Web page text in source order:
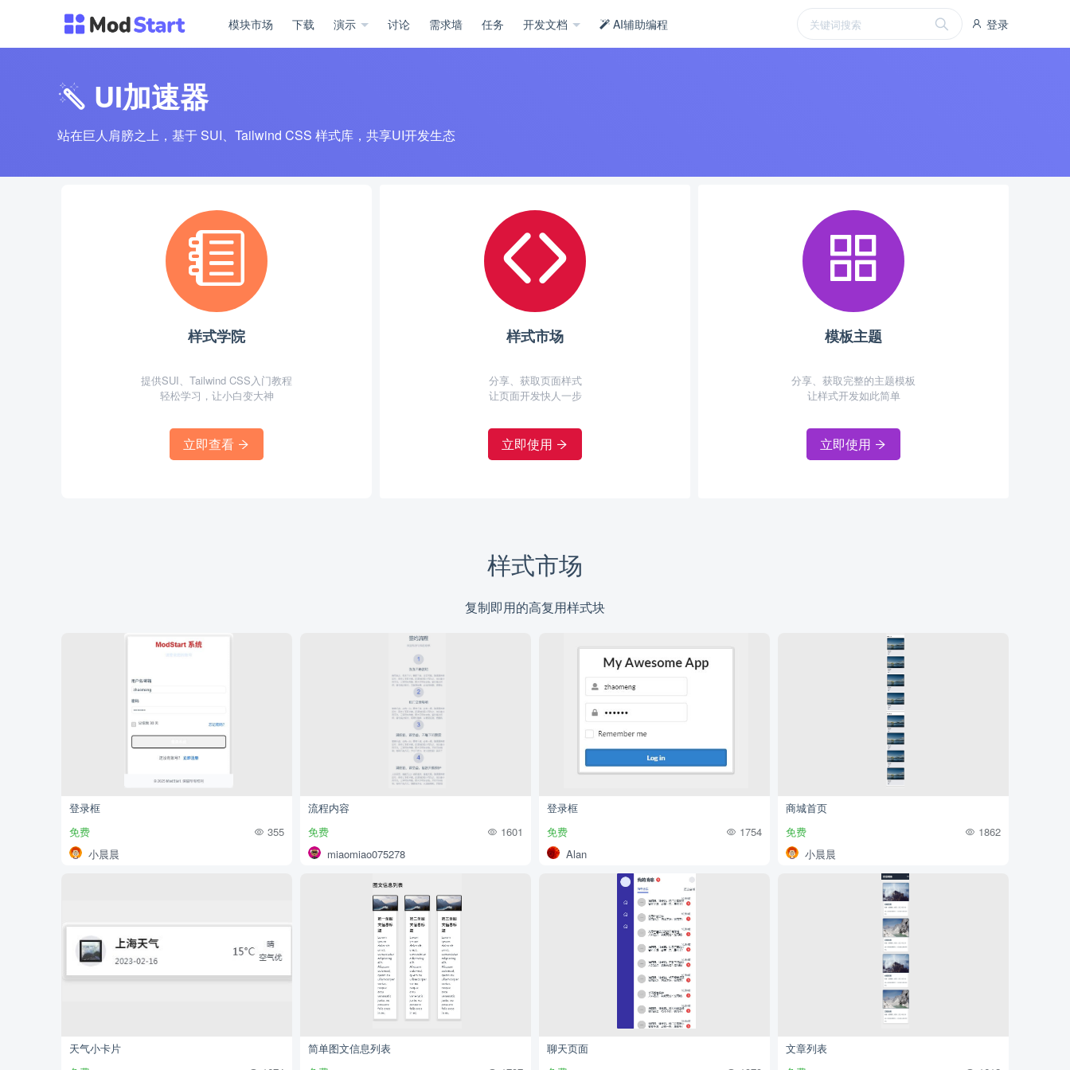
登录
模块市场 下载 演示 讨论 需求墙 任务 开发文档 AI辅助编程
UI加速器
站在巨人肩膀之上，基于 SUI、Tailwind CSS 样式库，共享UI开发生态
样式学院
提供SUI、Tailwind CSS入门教程
轻松学习，让小白变大神
立即查看
样式市场
分享、获取页面样式
让页面开发快人一步
立即使用
模板主题
分享、获取完整的主题模板
让样式开发如此简单
立即使用
样式市场
复制即用的高复用样式块
登录框
355
免费
小晨晨
流程内容
1601
免费
miaomiao075278
登录框
1754
免费
Alan
商城首页
1862
免费
小晨晨
天气小卡片
简单图文信息列表
聊天页面
文章列表